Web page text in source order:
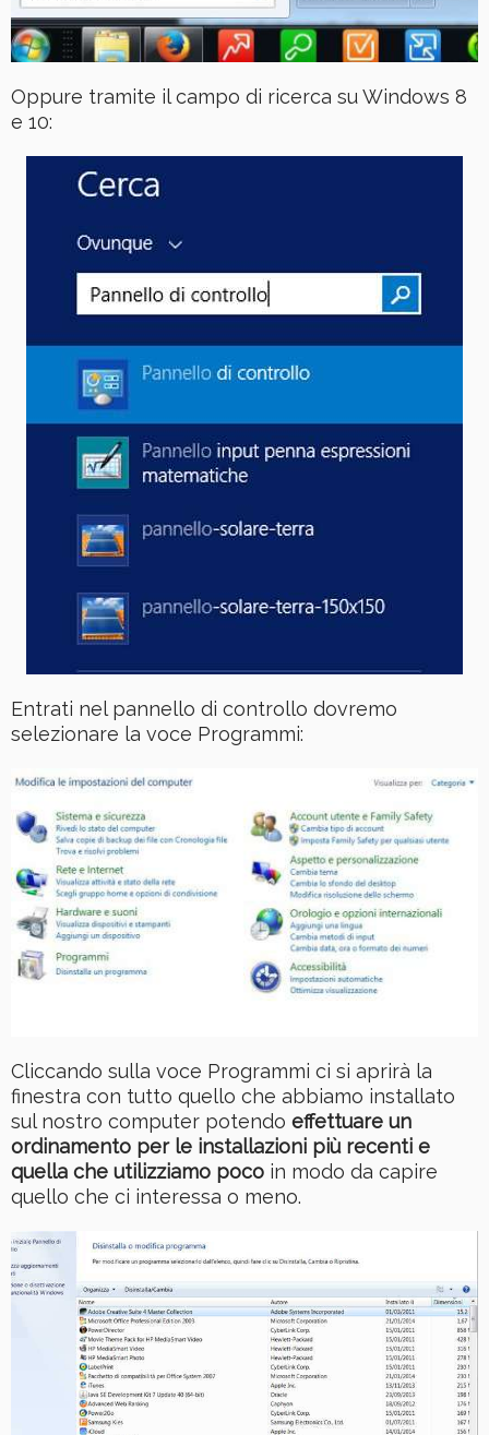
Oppure tramite il campo di ricerca su Windows 8
e 10:
Entrati nel pannello di controllo dovremo
selezionare la voce Programmi:
Cliccando sulla voce Programmi ci si aprirà la
finestra con tutto quello che abbiamo installato
sul nostro computer potendo effettuare un
ordinamento per le installazioni più recenti e
quella che utilizziamo poco in modo da capire
quello che ci interessa o meno.